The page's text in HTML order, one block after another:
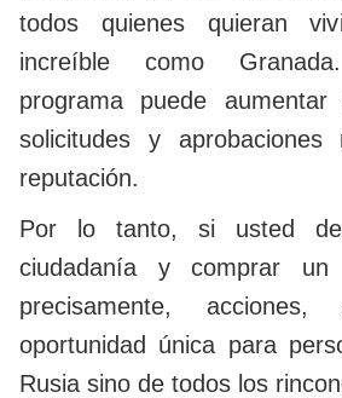
todos quienes quieran
increíble como
programa puede
solicitudes y aprobaciones
reputación.
Por lo tanto, si usted
ciudadanía y comprar
precisamente,
oportunidad única para
Rusia sino de todos los